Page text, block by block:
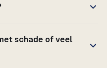
schade of veel